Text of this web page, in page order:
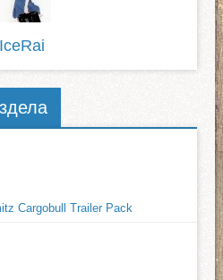
IceRai
Cargobull Trailer Pack